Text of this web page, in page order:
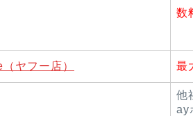
数
ヤフー店） 最
他
ay